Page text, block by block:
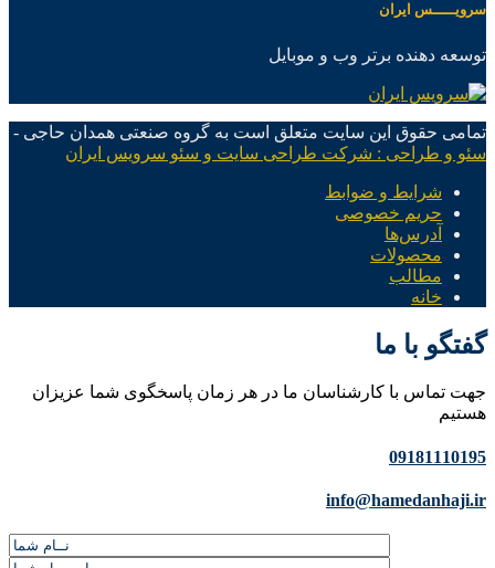
سرویـــــس ایران
توسعه دهنده برتر وب و موبایل
تمامی حقوق این سایت متعلق است به گروه صنعتی همدان حاجی -
سئو و طراحی : شرکت طراحی سایت و سئو سرویس ایران
شرایط و ضوابط
حریم خصوصی
آدرس‌ها
محصولات
مطالب
خانه
گفتگو با ما
جهت تماس با کارشناسان ما در هر زمان پاسخگوی شما عزیزان
هستیم
09181110195
info@hamedanhaji.ir